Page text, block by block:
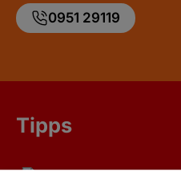
0951 29119
Tipps